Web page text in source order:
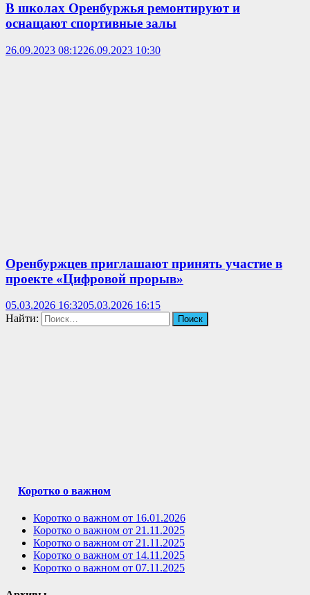
В школах Оренбуржья ремонтируют и
оснащают спортивные залы
26.09.2023 08:1226.09.2023 10:30
Оренбуржцев приглашают принять участие в
проекте «Цифровой прорыв»
05.03.2026 16:3205.03.2026 16:15
Найти:
Коротко о важном
Коротко о важном от 16.01.2026
Коротко о важном от 21.11.2025
Коротко о важном от 21.11.2025
Коротко о важном от 14.11.2025
Коротко о важном от 07.11.2025